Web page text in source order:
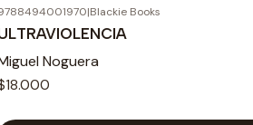
|Blackie Books
Noguera